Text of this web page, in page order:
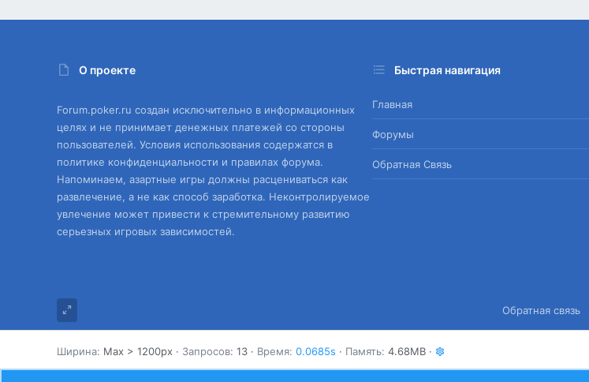
О проекте
Forum.poker.ru создан исключительно в информационных
целях и не принимает денежных платежей со стороны
пользователей. Условия использования содержатся в
политике конфиденциальности и правилах форума.
Напоминаем, азартные игры должны расцениваться как
развлечение, а не как способ заработка. Неконтролируемое
увлечение может привести к стремительному развитию
серьезных игровых зависимостей.
Быстрая навигация
Главная
Форумы
Обратная Связь
Обратная связь
Ширина Запросов 13 Время 0.0685s Память 4.68MB